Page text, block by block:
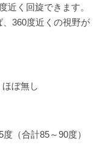
近く回旋できます。
360度近くの視野が
ぼ無し
（合計85～90度）